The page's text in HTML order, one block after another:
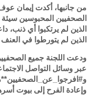
من جانبها، أكدت إيمان
الصحفيين المحبوسين
الذين لم يرتكبوا أي
الذين لم يتورطوا في العنف
ودعت اللجنة جميع
عبر وسائل التواصل
وإعادة الفرح إلى بيوت